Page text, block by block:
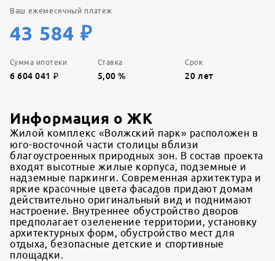
Ваш ежемесячный платеж
43 584 ₽
Сумма ипотеки
6 604 041 ₽
Ставка
5,00 %
Срок
20 лет
Информация о ЖК
Жилой комплекс «Волжский парк» расположен в
юго-восточной части столицы вблизи
благоустроенных природных зон. В состав проекта
входят высотные жилые корпуса, подземные и
надземные паркинги. Современная архитектура и
яркие красочные цвета фасадов придают домам
действительно оригинальный вид и поднимают
настроение. Внутреннее обустройство дворов
предполагает озеленение территории, установку
архитектурных форм, обустройство мест для
отдыха, безопасные детские и спортивные
площадки.